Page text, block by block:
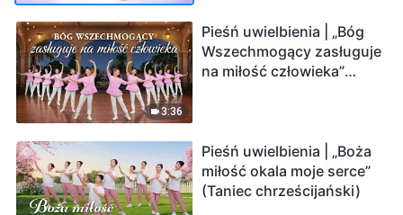
3:36
Pieśń uwielbienia | „Bóg
Wszechmogący zasługuje
na miłość człowieka”
Pieśń uwielbienia | „Boża
miłość okala moje serce”
(Taniec chrześcijański)